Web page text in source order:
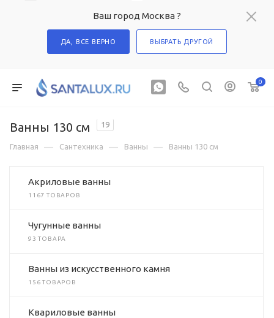
Ваш город Москва ?
ДА, ВСЕ ВЕРНО ВЫБРАТЬ ДРУГОЙ
0
Ванны 130 см 19
Главная — Сантехника — Ванны — Ванны 130 см
Акриловые ванны
1167 ТОВАРОВ
Чугунные ванны
93 ТОВАРА
Ванны из искусственного камня
156 ТОВАРОВ
Квариловые ванны